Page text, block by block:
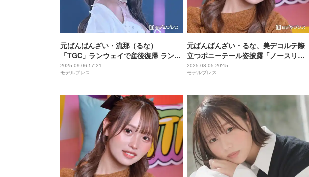
元ばんばんざい・流那（るな）
「TGC」ランウェイで産後復帰 ランジ
ェリーまとい抜群スタイル
【TGC2025A/W】
2025.09.06 17:21
モデルプレス
元ばんばんざい・るな、美デコルテ際
立つポニーテール姿披露「ノースリ似
合う」「ドキッとした」
2025.08.05 20:45
モデルプレス